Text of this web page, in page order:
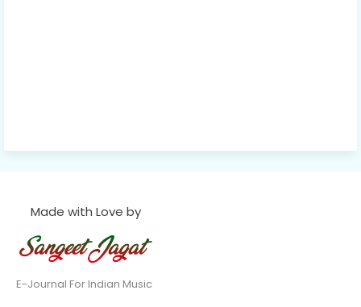
Made with Love by
E-Journal For Indian Music